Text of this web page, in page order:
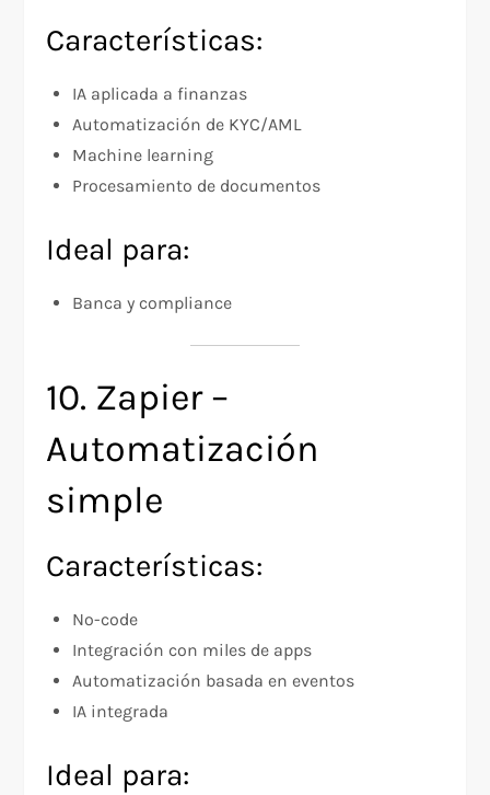
Características:
IA aplicada a finanzas
Automatización de KYC/AML
Machine learning
Procesamiento de documentos
Ideal para:
Banca y compliance
10. Zapier –
Automatización
simple
Características:
No-code
Integración con miles de apps
Automatización basada en eventos
IA integrada
Ideal para: